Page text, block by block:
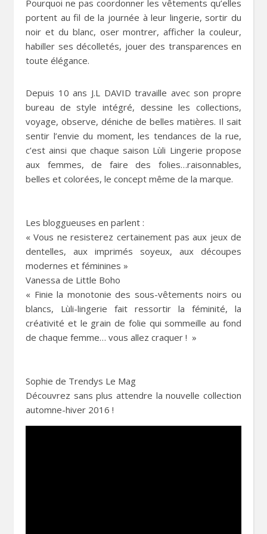
Pourquoi ne pas coordonner les vêtements qu’elles
portent au fil de la journée à leur lingerie, sortir du
noir et du blanc, oser montrer, afficher la couleur,
habiller ses décolletés, jouer des transparences en
toute élégance.
Depuis 10 ans J.L DAVID travaille avec son propre
bureau de style intégré, dessine les collections,
voyage, observe, déniche de belles matières. Il sait
sentir l’envie du moment, les tendances de la rue,
c’est ainsi que chaque saison Lùli Lingerie propose
aux femmes, de faire des folies…raisonnables,
belles et colorées, le concept même de la marque.
Les bloggueuses en parlent :
« Vous ne resisterez certainement pas aux jeux de
dentelles, aux imprimés soyeux, aux découpes
modernes et féminines »
Vanessa de Little Boho
« Finie la monotonie des sous-vêtements noirs ou
blancs, Lùli-lingerie fait ressortir la féminité, la
créativité et le grain de folie qui sommeille au fond
de chaque femme… vous allez craquer ! »
Sophie de Trendys Le Mag
Découvrez sans plus attendre la nouvelle collection
automne-hiver 2016 !